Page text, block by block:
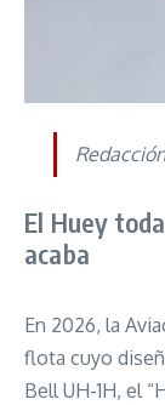
El Huey
acaba
En 2026, la
flota cuyo
Bell UH-1H, el